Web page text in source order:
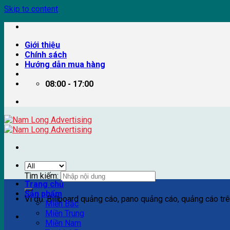
Skip to content
Giới thiệu
Chính sách
Hướng dẫn mua hàng
08:00 - 17:00
Tìm kiếm:
Ví dụ: Billboard quảng cáo, pano quảng cáo, quảng cáo
Trang chủ
Sản phẩm
Miền Bắc
Miền Trung
Miền Nam